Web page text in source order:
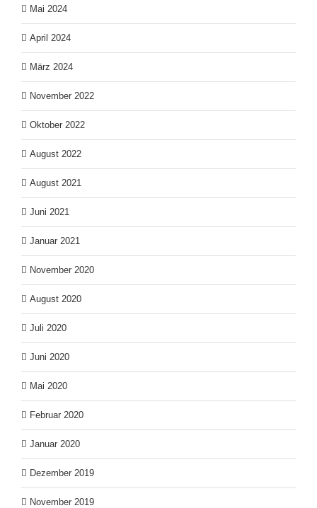
Mai 2024
April 2024
März 2024
November 2022
Oktober 2022
August 2022
August 2021
Juni 2021
Januar 2021
November 2020
August 2020
Juli 2020
Juni 2020
Mai 2020
Februar 2020
Januar 2020
Dezember 2019
November 2019